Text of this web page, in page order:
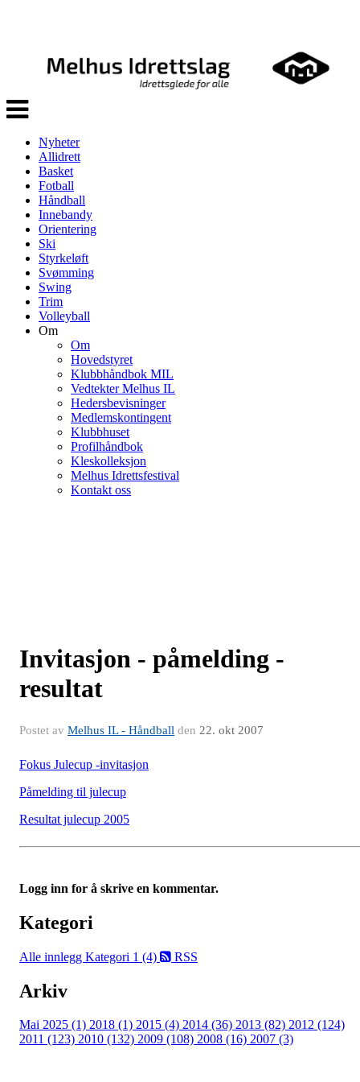
Veksle
navigasjon
Nyheter
Allidrett
Basket
Fotball
Håndball
Innebandy
Orientering
Ski
Styrkeløft
Svømming
Swing
Trim
Volleyball
Om
Om
Hovedstyret
Klubbhåndbok MIL
Vedtekter Melhus IL
Hedersbevisninger
Medlemskontingent
Klubbhuset
Profilhåndbok
Kleskolleksjon
Melhus Idrettsfestival
Kontakt oss
Invitasjon - påmelding -
resultat
Postet av Melhus IL - Håndball den 22. okt 2007
Fokus Julecup -invitasjon
Påmelding til julecup
Resultat julecup 2005
Logg inn for å skrive en kommentar.
Kategori
Alle innlegg Kategori 1 (4) RSS
Arkiv
Mai 2025 (1) 2018 (1) 2015 (4) 2014 (36) 2013 (82) 2012 (124)
2011 (123) 2010 (132) 2009 (108) 2008 (16) 2007 (3)